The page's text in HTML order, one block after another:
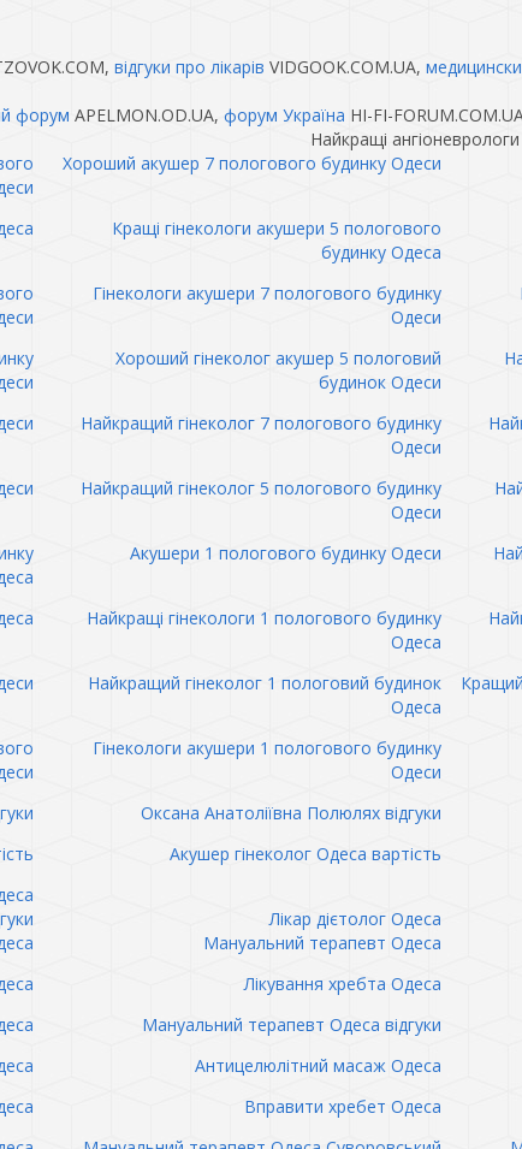
відгуки про лікарів VIDGOOK.COM.UA,
форум APELMON.OD.UA, форум Україна HI-FI-
Найкращі
Хороший акушер 7 пологового будинку Одеси
Кращі гінекологи акушери 5 пологового
будинку Одеса
Гінекологи акушери 7 пологового будинку
Одеси
Хороший гінеколог акушер 5 пологовий
будинок Одеси
Найкращий гінеколог 7 пологового будинку
Одеси
Найкращий гінеколог 5 пологового будинку
Одеси
Акушери 1 пологового будинку Одеси
Найкращі гінекологи 1 пологового будинку
Одеса
Найкращий гінеколог 1 пологовий будинок
Одеса
Гінекологи акушери 1 пологового будинку
Одеси
Оксана Анатоліївна Полюлях відгуки
Акушер гінеколог Одеса вартість
Лікар дієтолог Одеса
Мануальний терапевт Одеса
Лікування хребта Одеса
Мануальний терапевт Одеса відгуки
Антицелюлітний масаж Одеса
Вправити хребет Одеса